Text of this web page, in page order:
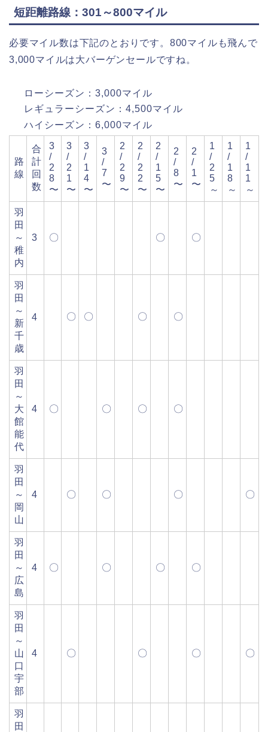
短距離路線：301～800マイル
必要マイル数は下記のとおりです。800マイルも飛んで
3,000マイルは大バーゲンセールですね。
ローシーズン：3,000マイル
レギュラーシーズン：4,500マイル
ハイシーズン：6,000マイル
路
線
合
計
回
数
3
/
2
8
〜
3
/
2
1
〜
3
/
1
4
〜
3
/
7
〜
2
/
2
9
〜
2
/
2
2
〜
2
/
1
5
〜
2
/
8
〜
2
/
1
〜
1
/
2
5
～
1
/
1
8
～
1
/
1
1
～
羽
田
～
稚
内
3 〇 〇 〇
羽
田
～
新
千
歳
4 〇 〇 〇 〇
羽
田
～
大
館
能
代
4 〇 〇 〇 〇
羽
田
～
岡
山
4 〇 〇 〇 〇
羽
田
～
広
島
4 〇 〇 〇 〇
羽
田
～
山
口
宇
部
4 〇 〇 〇 〇
羽
田